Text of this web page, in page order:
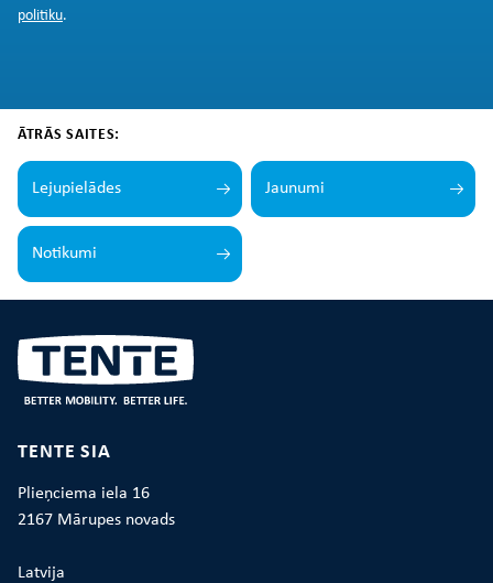
politiku.
ĀTRĀS SAITES:
Lejupielādes Jaunumi
Notikumi
TENTE SIA
Plieņciema iela 16
2167 Mārupes novads
Latvija